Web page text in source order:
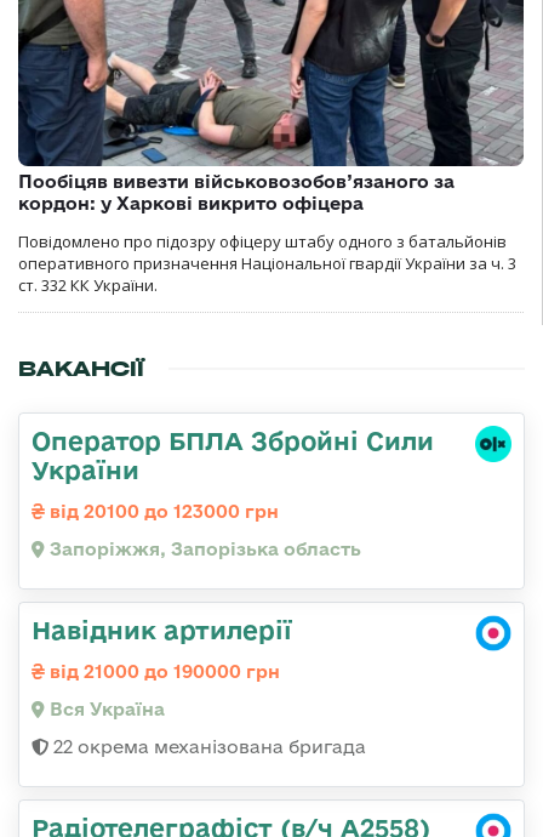
Пообіцяв вивезти військовозобов’язаного за
кордон: у Харкові викрито офіцера
Повідомлено про підозру офіцеру штабу одного з батальйонів
оперативного призначення Національної гвардії України за ч. 3
ст. 332 КК України.
ВАКАНСІЇ
Оператор БПЛА Збройні Сили
України
від 20100 до 123000 грн
Запоріжжя, Запорізька область
Навідник артилерії
від 21000 до 190000 грн
Вся Україна
22 окрема механізована бригада
Радіотелеграфіст (в/ч А2558)